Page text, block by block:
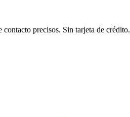
precisos. Sin tarjeta de crédito.